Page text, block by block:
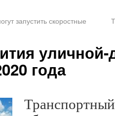
запустить скоростные
года